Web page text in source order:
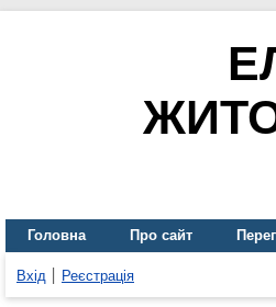
Головна Про сайт
Вхід Реєстрація